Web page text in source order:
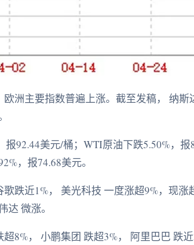
洲主要指数普遍上涨。截至发稿， 纳斯
92.44美元/桶；WTI原油下跌5.50%，
，报74.68美元。
跌近1%， 美光科技 一度涨超9%，现
达 微涨。
8%， 小鹏集团 跌超3%， 阿里巴巴 跌